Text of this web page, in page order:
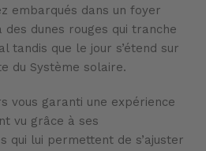
embarqués dans un foyer
dunes rouges qui tranche
tandis que le jour s’étend sur
du Système solaire.
vous garanti une expérience
vu grâce à ses
qui lui permettent de s’ajuster